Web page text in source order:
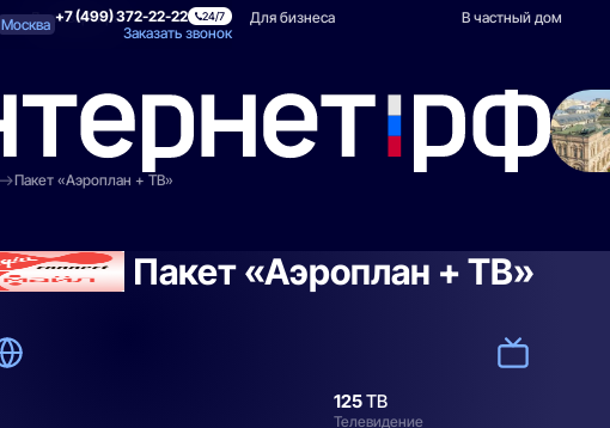
Москва +7 (499) 372-22-22 24/7
Заказать звонок
Для квартиры Для бизнеса В частный дом
Пакет «Аэроплан + ТВ»
Пакет «Аэроплан + ТВ»
125ТВ
Телевидение